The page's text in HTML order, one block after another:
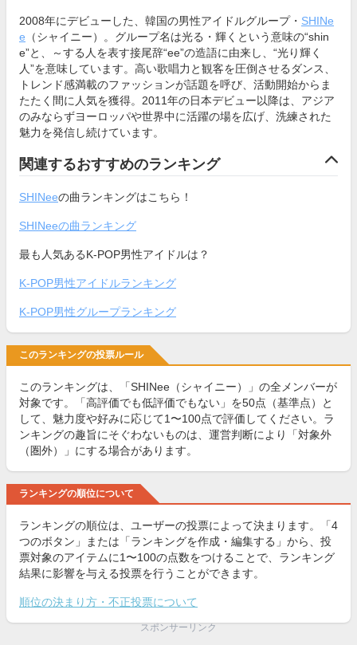
2008年にデビューした、韓国の男性アイドルグループ・ SHINe
e （シャイニー）。グループ名は光る・輝くという意味の“shin
e”と、～する人を表す接尾辞“ee”の造語に由来し、“光り輝く
人”を意味しています。高い歌唱力と観客を圧倒させるダンス、
トレンド感満載のファッションが話題を呼び、活動開始からま
たたく間に人気を獲得。2011年の日本デビュー以降は、アジア
のみならずヨーロッパや世界中に活躍の場を広げ、洗練された
魅力を発信し続けています。
関連するおすすめのランキング
SHINeeの曲ランキングはこちら！
SHINeeの曲ランキング
最も人気あるK-POP男性アイドルは？
K-POP男性アイドルランキング
K-POP男性グループランキング
このランキングの投票ルール
このランキングは、「SHINee（シャイニー）」の全メンバーが
対象です。「高評価でも低評価でもない」を50点（基準点）と
して、魅力度や好みに応じて1〜100点で評価してください。ラ
ンキングの趣旨にそぐわないものは、運営判断により「対象外
（圏外）」にする場合があります。
ランキングの順位について
ランキングの順位は、ユーザーの投票によって決まります。「4
つのボタン」または「ランキングを作成・編集する」から、投
票対象のアイテムに1〜100の点数をつけることで、ランキング
結果に影響を与える投票を行うことができます。
順位の決まり方・不正投票について
スポンサーリンク